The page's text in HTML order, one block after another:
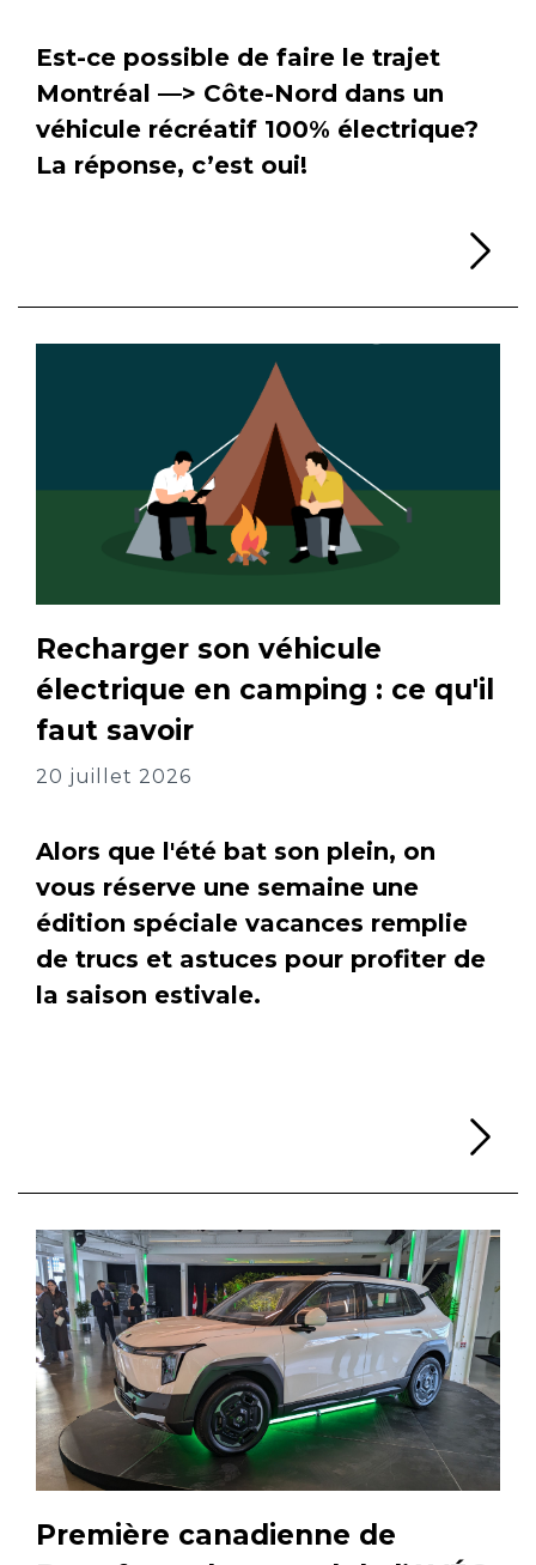
Est-ce possible de faire le trajet
Montréal —> Côte-Nord dans un
véhicule récréatif 100% électrique?
La réponse, c’est oui!
Recharger son véhicule
électrique en camping : ce qu'il
faut savoir
20 juillet 2026
Alors que l'été bat son plein, on
vous réserve une semaine une
édition spéciale vacances remplie
de trucs et astuces pour profiter de
la saison estivale.
Première canadienne de